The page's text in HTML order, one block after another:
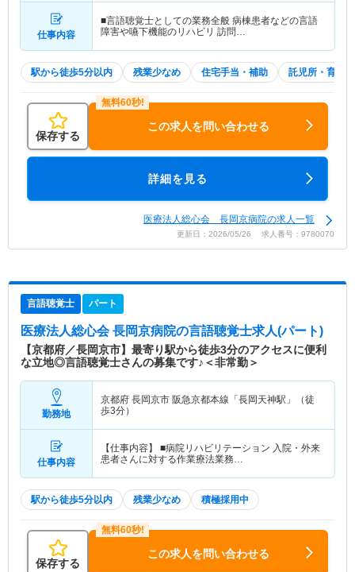
仕事内容
■言語聴覚士としての業務全般 病棟患者などの言語
障害や嚥下機能のリハビリ 訪問…
駅から徒歩5分以内 残業少なめ 住宅手当・補助 託児所・育児
保存する
この求人を問い合わせる
詳細を見る
医療法人総心会 長岡京病院の求人一覧
更新日：2026/05/26 求人番号：9780070
言語聴覚士 パート
医療法人総心会 長岡京病院の言語聴覚士求人(パート)
【京都府／長岡京市】最寄り駅から徒歩3分のアクセスに便利
な立地◎言語聴覚士さんの募集です♪＜非常勤＞
勤務地
京都府 長岡京市 阪急京都本線「長岡天神駅」（徒
歩3分）
仕事内容
【仕事内容】 ■病院リハビリテーション 入院・外来
患者さんに対する作業療法業務…
駅から徒歩5分以内 残業少なめ 積極採用中
保存する
この求人を問い合わせる